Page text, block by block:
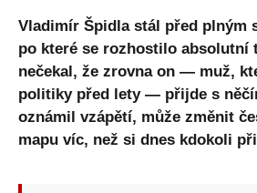
Vladimír Špidla stál před plným
po které se rozhostilo absolutní
nečekal, že zrovna on — muž,
politiky před lety — přijde s
oznámil vzápětí, může změnit
mapu víc, než si dnes kdokoli